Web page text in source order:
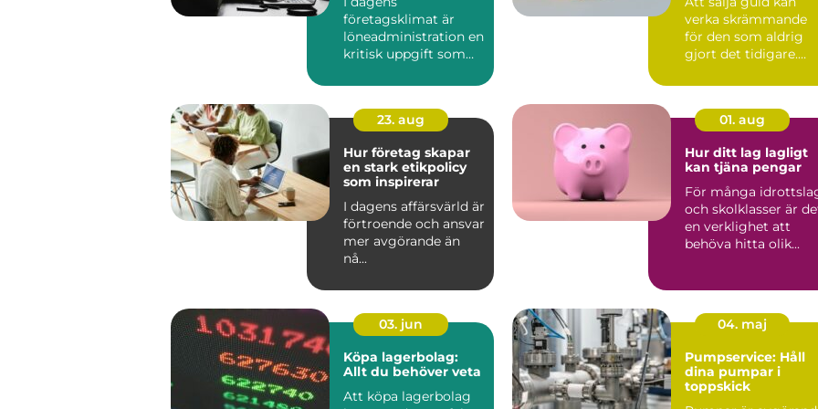
företagsklimat är
löneadministration en
kritisk uppgift som
verka skrämmande
för den som aldrig
gjort det tidigare.
23. aug
Hur företag skapar
en stark etikpolicy
som inspirerar
I dagens affärsvärld är
förtroende och ansvar
mer avgörande än
nå...
01. aug
Hur ditt lag lagligt
kan tjäna pengar
För många
och skolklasser är
en verklighet att
behöva hitta olik...
03. jun
Köpa lagerbolag:
Allt du behöver veta
Att köpa lagerbolag
04. maj
Pumpservice: Håll
dina pumpar i
toppskick